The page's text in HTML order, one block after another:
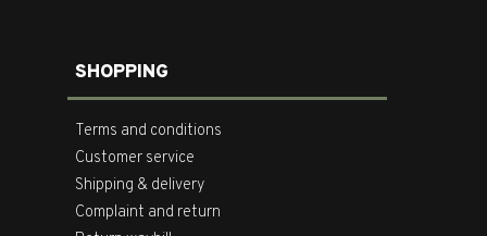
SHOPPING
Terms and conditions
Customer service
Shipping & delivery
Complaint and return